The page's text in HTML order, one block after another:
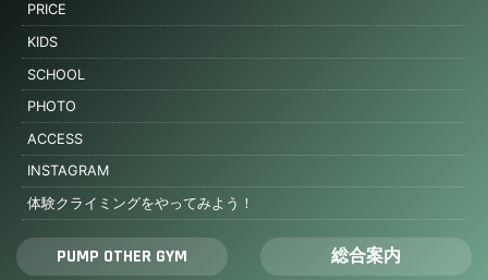
PRICE
KIDS
SCHOOL
PHOTO
ACCESS
INSTAGRAM
体験クライミングをやってみよう！
PUMP OTHER GYM 総合案内